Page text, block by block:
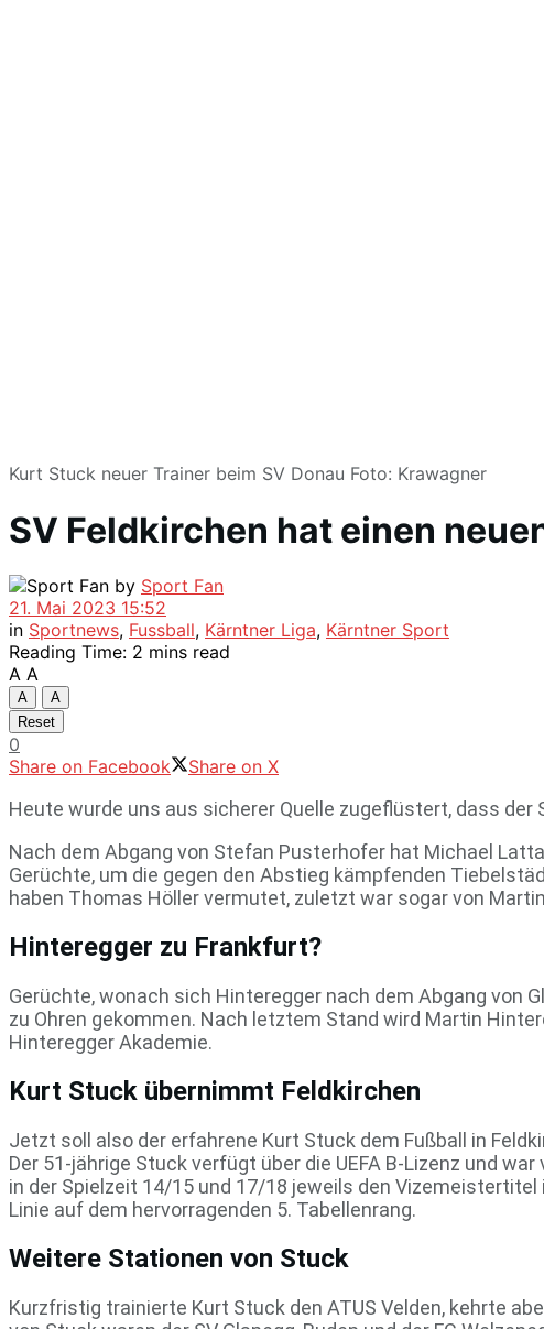
Kurt Stuck neuer Trainer beim SV Donau Foto: Krawagner
SV Feldkirchen hat einen
by Sport Fan
21. Mai 2023 15:52
in Sportnews, Fussball, Kärntner Liga, Kärntner Sport
Reading Time: 2 mins read
A A
A
A
Reset
0
Share on Facebook
Share on X
Heute wurde uns aus sicherer Quelle zugeflüstert, dass
Nach dem Abgang von Stefan Pusterhofer hat Michael
Gerüchte, um die gegen den Abstieg kämpfenden
haben Thomas Höller vermutet, zuletzt war sogar von
Hinteregger zu Frankfurt?
Gerüchte, wonach sich Hinteregger nach dem Abgang von
zu Ohren gekommen. Nach letztem Stand wird Martin
Hinteregger Akademie.
Kurt Stuck übernimmt Feldkirchen
Jetzt soll also der erfahrene Kurt Stuck dem Fußball in
Der 51-jährige Stuck verfügt über die UEFA B-Lizenz und
in der Spielzeit 14/15 und 17/18 jeweils den
Linie auf dem hervorragenden 5. Tabellenrang.
Weitere Stationen von Stuck
Kurzfristig trainierte Kurt Stuck den ATUS Velden, kehrte